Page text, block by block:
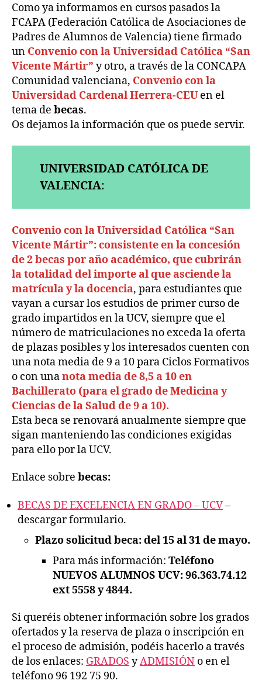
Como ya informamos en cursos pasados la
FCAPA (Federación Católica de Asociaciones de
Padres de Alumnos de Valencia) tiene firmado
un Convenio con la Universidad Católica “San
Vicente Mártir” y otro, a través de la CONCAPA
Comunidad valenciana, Convenio con la
Universidad Cardenal Herrera-CEUen el
tema de becas.
Os dejamos la información que os puede servir.
UNIVERSIDAD CATÓLICA DE
VALENCIA:
Convenio con la Universidad Católica “San
Vicente Mártir”: consistente en la concesión
de 2 becas por año académico, que cubrirán
la totalidad del importe al que asciende la
matrícula y la docencia, para estudiantes que
vayan a cursar los estudios de primer curso de
grado impartidos en la UCV, siempre que el
número de matriculaciones no exceda la oferta
de plazas posibles y los interesados cuenten con
una nota media de 9 a 10 para Ciclos Formativos
o con unanota media de 8,5 a 10 en
Bachillerato (para el grado de Medicina y
Ciencias de la Salud de 9 a 10).
Esta beca se renovará anualmente siempre que
sigan manteniendo las condiciones exigidas
para ello por la UCV.
Enlace sobre becas:
BECAS DEEXCELENCIAEN GRADO–UCV–
descargar formulario.
Plazo solicitud beca: del 15 al 31 de mayo.
Para más información: Teléfono
NUEVOS ALUMNOS UCV: 96.363.74.12
ext 5558 y 4844.
Si queréis obtener información sobre los grados
ofertados y la reserva de plaza o inscripción en
el proceso de admisión, podéis hacerlo a través
de los enlaces: GRADOS yADMISIÓN o en el
teléfono 96 192 75 90.